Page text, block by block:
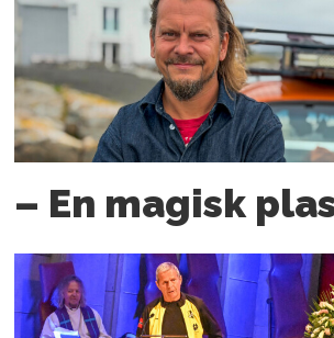
– En magisk